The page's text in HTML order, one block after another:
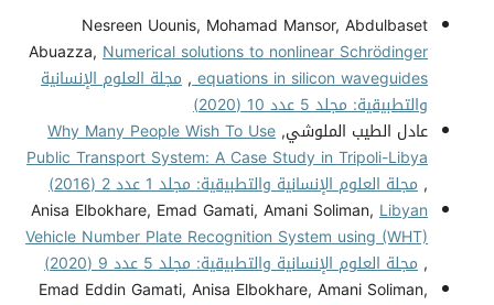
Nesreen Uounis, Mohamad Mansor, Abdulbaset
Abuazza,Numerical solutions to nonlinear Schrödinger
equations in silicon waveguides
, مجلة العلوم الإنسانية
والتطبيقية: مجلد 5 عدد 10 (2020)
عادل الطيب الملوشي, Why Many People Wish To Use
Public Transport System: A Case Study in Tripoli-Libya
, مجلة العلوم الإنسانية والتطبيقية: مجلد 1 عدد 2 (2016)
Anisa Elbokhare, Emad Gamati, Amani Soliman,Libyan
Vehicle Number Plate Recognition System using (WHT)
, مجلة العلوم الإنسانية والتطبيقية: مجلد 5 عدد 9 (2020)
Emad Eddin Gamati, Anisa Elbokhare, Amani Soliman,